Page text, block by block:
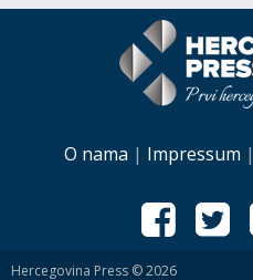
O nama | Impressum |
Hercegovina Press © 2026